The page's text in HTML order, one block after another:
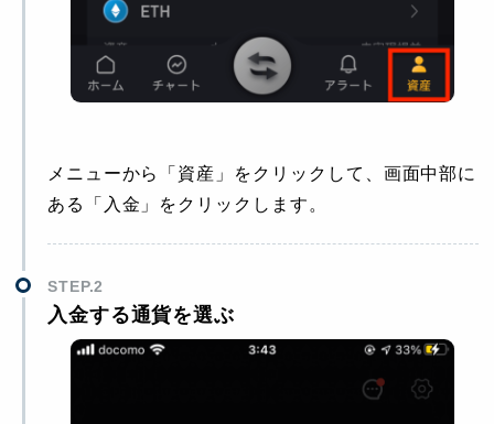
メニューから「資産」をクリックして、画面中部に
ある「入金」をクリックします。
STEP.2
入金する通貨を選ぶ